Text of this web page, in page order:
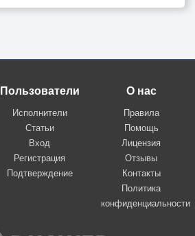
Пользователи
Исполнители
Статьи
Вход
Регистрация
Подтверждение
О нас
Правила
Помощь
Лицензия
Отзывы
Контакты
Политика
конфиденциальности